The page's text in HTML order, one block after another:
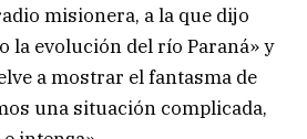
misionera, a la que dijo
la evolución del río Paraná» y
a mostrar el fantasma de
una situación complicada,